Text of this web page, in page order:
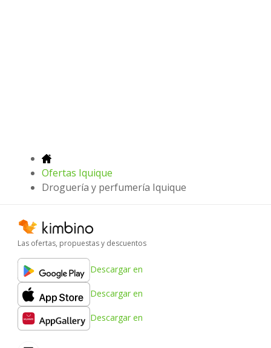
Ofertas Iquique
Droguería y perfumería Iquique
Las ofertas, propuestas y descuentos
Descargar en
Descargar en
Descargar en